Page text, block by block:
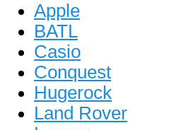
Apple
BATL
Casio
Conquest
Hugerock
Land Rover